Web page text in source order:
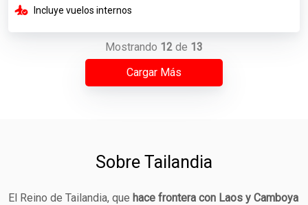
Incluye vuelos internos
Mostrando 12 de 13
Cargar Más
Sobre Tailandia
El Reino de Tailandia, que hace frontera con Laos y Camboya